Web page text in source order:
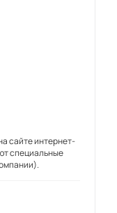
сайте интернет-
специальные